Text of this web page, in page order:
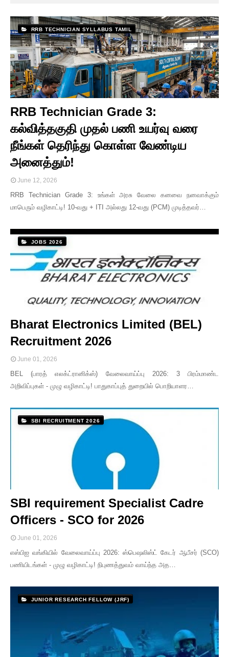
RRB TECHNICIAN SYLLABUS TAMIL
RRB Technician Grade 3:
கல்வித்தகுதி முதல் பணி உயர்வு வரை
நீங்கள் தெரிந்து கொள்ள வேண்டிய
அனைத்தும்!
June 12, 2026
RRB Technician Grade 3: உங்கள் அரசு வேலை கனவை நனவாக்கும்
மாபெரும் வழிகாட்டி! 10-வது + ITI அல்லது 12-வது (PCM) முடித்தவர்…
JOBS 2026
Bharat Electronics Limited (BEL)
Recruitment 2026
June 01, 2026
BEL (பாரத் எலக்ட்ரானிக்ஸ்) வேலைவாய்ப்பு 2026: 3 பிரம்மாண்ட
அறிவிப்புகள் - முழு வழிகாட்டி! பாதுகாப்புத் துறையில் பொறியாளர…
SBI RECRUITMENT 2026
SBI requirement Specialist Cadre
Officers - SCO for 2026
June 01, 2026
எஸ்பிஐ வங்கியில் வேலைவாய்ப்பு 2026: ஸ்பெஷலிஸ்ட் கேடர் ஆபீசர் (SCO)
பணியிடங்கள் - முழு வழிகாட்டி! நிபுணத்துவம் வாய்ந்த அத…
JUNIOR RESEARCH FELLOW (JRF)